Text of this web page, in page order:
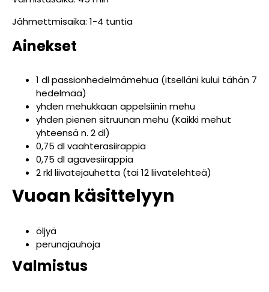
Jähmettmisaika: 1-4 tuntia
Ainekset
1 dl passionhedelmämehua (itselläni kului tähän 7
hedelmää)
yhden mehukkaan appelsiinin mehu
yhden pienen sitruunan mehu (Kaikki mehut
yhteensä n. 2 dl)
0,75 dl vaahterasiirappia
0,75 dl agavesiirappia
2 rkl liivatejauhetta (tai 12 liivatelehteä)
Vuoan käsittelyyn
öljyä
perunajauhoja
Valmistus